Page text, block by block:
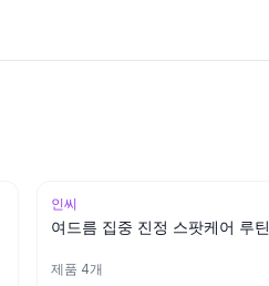
인씨
여드름 집중 진정 스팟케어 루틴
제품 4개